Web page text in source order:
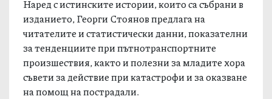
Наред с истинските истории, които са събрани в
изданието, Георги Стоянов предлага на
читателите и статистически данни, показателни
за тенденциите при пътнотранспортните
произшествия, както и полезни за младите хора
съвети за действие при катастрофи и за оказване
на помощ на пострадали.